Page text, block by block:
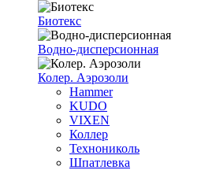
Биотекс
Водно-дисперсионная
Колер. Аэрозоли
Hammer
KUDO
VIXEN
Коллер
Технониколь
Шпатлевка